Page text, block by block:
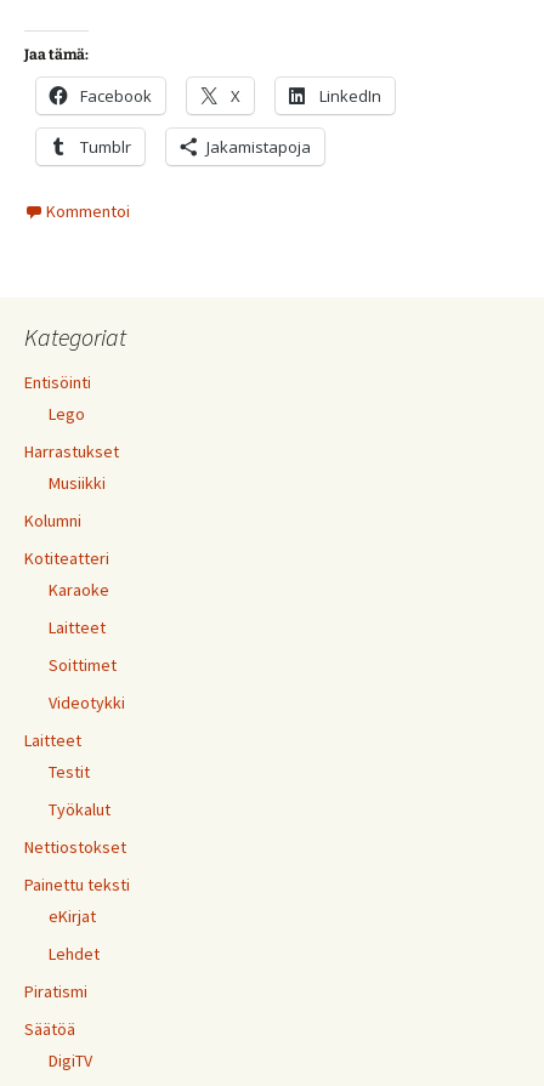
Jaa tämä:
Facebook X LinkedIn
Tumblr Jakamistapoja
Kommentoi
Kategoriat
Entisöinti
Lego
Harrastukset
Musiikki
Kolumni
Kotiteatteri
Karaoke
Laitteet
Soittimet
Videotykki
Laitteet
Testit
Työkalut
Nettiostokset
Painettu teksti
eKirjat
Lehdet
Piratismi
Säätöä
DigiTV